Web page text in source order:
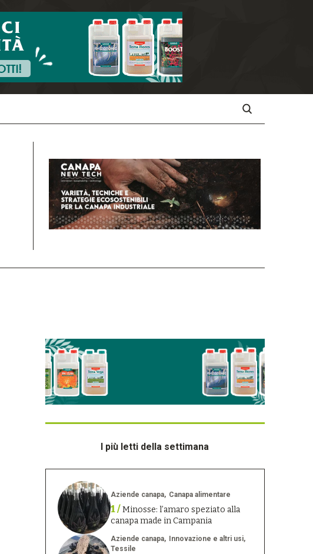
I più letti della settimana
Aziende canapa Canapa alimentare
1 /Minosse: l’amaro speziato alla
canapa made in Campania
Aziende canapa
Innovazione e altri usi
Tessile